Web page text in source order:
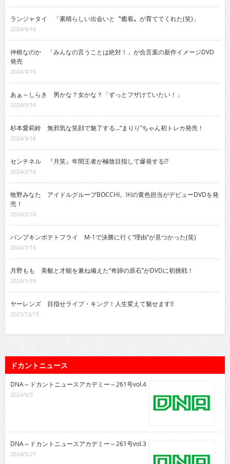
ランジャタイ 「素晴らしい出会いと〝癒着〟が育ててくれた(笑)」
2024/4/16
仲根なのか 「みんなの言うことは絶対！」が合言葉の新作イメージDVD
発売
2024/4/16
あぁ～しらき 男かな？女かな？「ずっとフザけていたい！」
2024/3/16
杉本愛莉鈴 無邪気な笑顔で魅了する…“まりり”ちゃん初トレカ発売！
2024/3/16
センチネル 『月笑』年間王者が極致目指して爆発する!?
2024/2/16
牧野みなた アイドルグループBOCCHI。￼の黄色担当がデビューDVDを発
売！
2024/2/16
パンプキンポテトフライ M-1で決勝に行く“理由”が見つかった(笑)
2024/1/16
月野もも 美貌と才能を兼ね備えた“奇跡の原石”がDVDに初挑戦！
2024/1/16
ヤーレンズ 目指せライブ・キング！人生変えて魅せます!!
2023/12/15
ドカントニュース
DNA～ドカントニュースアカデミー～261号vol.4
2024/6/3
DNA～ドカントニュースアカデミー～261号vol.3
2024/5/27